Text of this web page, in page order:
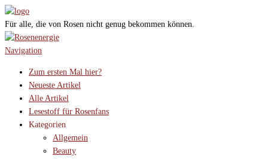
Für alle, die von Rosen nicht genug bekommen können.
Navigation
Zum ersten Mal hier?
Neueste Artikel
Alle Artikel
Lesestoff für Rosenfans
Kategorien
Allgemein
Beauty